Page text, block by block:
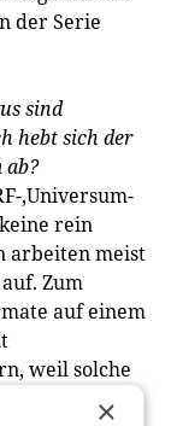
der Serie
sind
hebt sich der
ab?
‚Universum-
rein
arbeiten meist
Zum
auf einem
weil solche
der
×